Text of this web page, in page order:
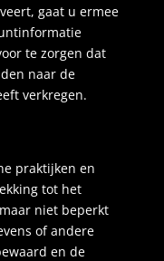
gaat u ermee
te zorgen dat
naar de
verkregen.
praktijken en
tot het
niet beperkt
of andere
en de